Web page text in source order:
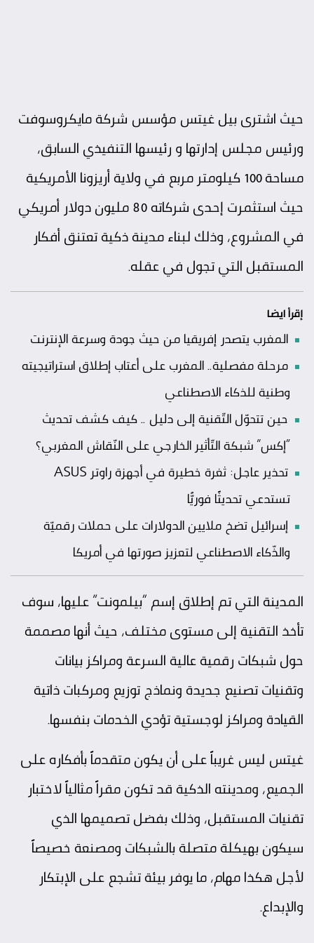
حيث اشترى بيل غيتس مؤسس شركة مايكروسوفت
ورئيس مجلس إدارتها و رئيسها التنفيذي السابق،
مساحة 100 كيلومتر مربع في ولاية أريزونا الأمريكية
حيث استثمرت إحدى شركاته 80 مليون دولار أمريكي
في المشروع، وذلك لبناء مدينة ذكية تعتنق أفكار
المستقبل التي تجول في عقله.
إقرأ ايضا
المغرب يتصدر إفريقيا من حيث جودة وسرعة الإنترنت
مرحلة مفصلية.. المغرب على أعتاب إطلاق استراتيجيته
وطنية للذكاء الاصطناعي
حين تتحوّل التّقنية إلى دليل .. كيف كشف تحديث
“إكس” شبكة التّأثير الخارجي على النّقاش المغربي؟
تحذير عاجل: ثغرة خطيرة في أجهزة راوتر ASUS
تستدعي تحديثًا فوريًّا
إسرائيل تضخ ملايين الدولارات على حملات رقميّة
والذّكاء الاصطناعي لتعزيز صورتها في أمريكا
المدينة التي تم إطلاق إسم “بيلمونت” عليها، سوف
تأخذ التقنية إلى مستوى مختلف، حيث أنها مصممة
حول شبكات رقمية عالية السرعة ومراكز بيانات
وتقنيات تصنيع جديدة ونماذج توزيع ومركبات ذاتية
القيادة ومراكز لوجستية تؤدي الخدمات بنفسها.
غيتس ليس غريباً على أن يكون متقدماً بأفكاره على
الجميع، ومدينته الذكية قد تكون مقراً مثالياً لاختبار
تقنيات المستقبل، وذلك بفضل تصميمها الذي
سيكون بهيكلة متصلة بالشبكات ومصنعة خصيصاً
لأجل هكذا مهام، ما يوفر بيئة تشجع على الإبتكار
والإبداع.